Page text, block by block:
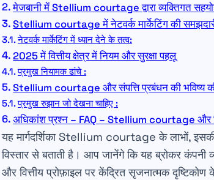
मेजबानी में Stellium courtage द्वारा व्यक्तिगत
Stellium courtage में नेटवर्क मार्केटिंग की
नेटवर्क मार्केटिंग में ध्यान देने के तत्व:
2025 में वित्तीय क्षेत्र में नियम और सुरक्षा पहलू
प्रमुख नियामक ढांचे :
Stellium courtage और संपत्ति प्रबंधन की भविष्य
प्रमुख रुझान जो देखना चाहिए :
अधिकांश प्रश्न – FAQ – Stellium courtage और
यह मार्गदर्शिका Stellium courtage के लाभों,
विस्तार से बताती है। आप जानेंगे कि यह ब्रोकर
और वित्तीय प्रोफ़ाइल पर केंद्रित सृजनात्मक